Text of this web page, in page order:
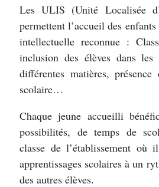
Les ULIS (Unité Localisée
permettent l’accueil des
intellectuelle reconnue :
inclusion des élèves dans les
différentes matières,
scolaire…
Chaque jeune accueilli
possibilités, de temps de
classe de l’établissement où
apprentissages scolaires à un
des autres élèves.